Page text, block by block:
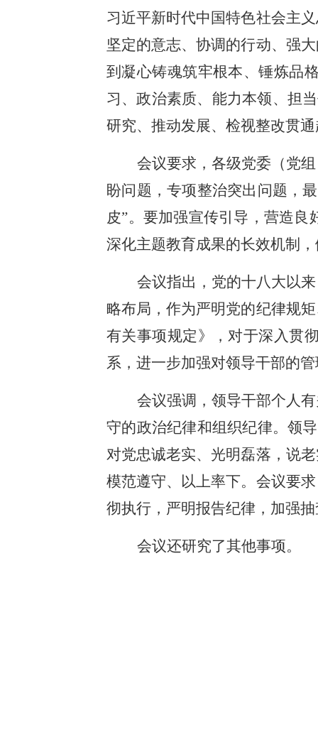
习近平新时代中国特色社会主
坚定的意志、协调的行动、强
到凝心铸魂筑牢根本、锤炼品
习、政治素质、能力本领、担
研究、推动发展、检视整改贯
会议要求，各级党委（党
盼问题，专项整治突出问题，
皮”。要加强宣传引导，营造
深化主题教育成果的长效机制
会议指出，党的十八大以
略布局，作为严明党的纪律规
有关事项规定》，对于深入贯
系，进一步加强对领导干部的
会议强调，领导干部个人
守的政治纪律和组织纪律。领
对党忠诚老实、光明磊落，说
模范遵守、以上率下。会议要
彻执行，严明报告纪律，加强
会议还研究了其他事项。